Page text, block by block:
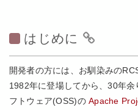
はじめに
開発者の方には、お馴染みの
1982年に登場してから、30年
フトウェア(OSS)のApache